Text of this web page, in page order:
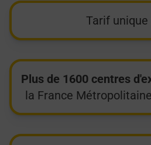
Tarif unique
Plus de 1600 centres
la France